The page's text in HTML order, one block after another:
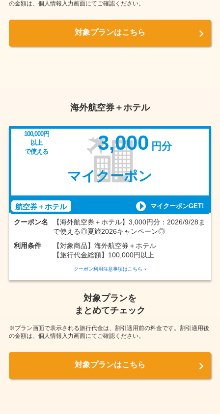
の金額は、個人情報入力画面にてご確認ください。
対象プランはこちら
海外航空券＋ホテル
100,000円
以上
で使える
3,000 円分
マイクーポン
航空券＋ホテル マイクーポンGET!
クーポン名
【海外航空券＋ホテル】3,000円分：2026/9/28ま
で使える◎夏旅2026キャンペーン◎
利用条件
【対象商品】海外航空券＋ホテル
【旅行代金総額】100,000円以上
クーポン利用注意事項はこちら
対象プランを
まとめてチェック
※プラン画面で表示される旅行代金は、割引適用前の料金です。 割引適用後
の金額は、個人情報入力画面にてご確認ください。
対象プランはこちら